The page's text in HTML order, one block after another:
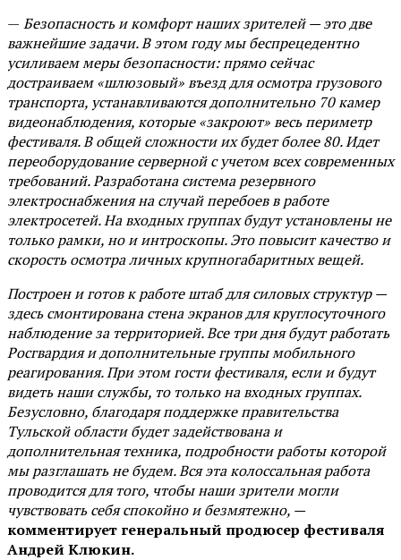
— Безопасность и комфорт наших зрителей — это две
важнейшие задачи. В этом году мы беспрецедентно
усиливаем меры безопасности: прямо сейчас
достраиваем «шлюзовый» въезд для осмотра грузового
транспорта, устанавливаются дополнительно 70 камер
видеонаблюдения, которые «закроют» весь периметр
фестиваля. В общей сложности их будет более 80. Идет
переоборудование серверной с учетом всех современных
требований. Разработана система резервного
электроснабжения на случай перебоев в работе
электросетей. На входных группах будут установлены не
только рамки, но и интроскопы. Это повысит качество и
скорость осмотра личных крупногабаритных вещей.
Построен и готов к работе штаб для силовых структур —
здесь смонтирована стена экранов для круглосуточного
наблюдение за территорией. Все три дня будут работать
Росгвардия и дополнительные группы мобильного
реагирования. При этом гости фестиваля, если и будут
видеть наши службы, то только на входных группах.
Безусловно, благодаря поддержке правительства
Тульской области будет задействована и
дополнительная техника, подробности работы которой
мы разглашать не будем. Вся эта колоссальная работа
проводится для того, чтобы наши зрители могли
чувствовать себя спокойно и безмятежно, —
комментирует генеральный продюсер фестиваля
Андрей Клюкин.